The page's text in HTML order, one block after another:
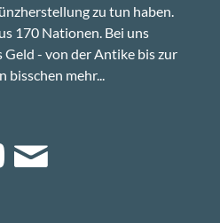
zu tun haben.
170 Nationen. Bei uns
Geld - von der Antike bis zur
bisschen mehr...